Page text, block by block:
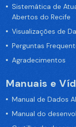
Sistemática de
Abertos do Recife
Visualizações de
Perguntas
Agradecimentos
Manuais e
Manual de Dados
Manual do